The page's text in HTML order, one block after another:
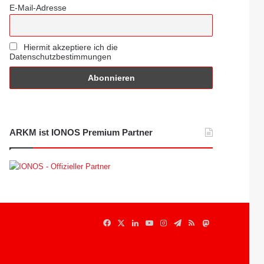
E-Mail-Adresse
Hiermit akzeptiere ich die
Datenschutzbestimmungen
ARKM ist IONOS Premium Partner
FacebookLinkedInYouTubeInstagramTelegram
RSSMastodon